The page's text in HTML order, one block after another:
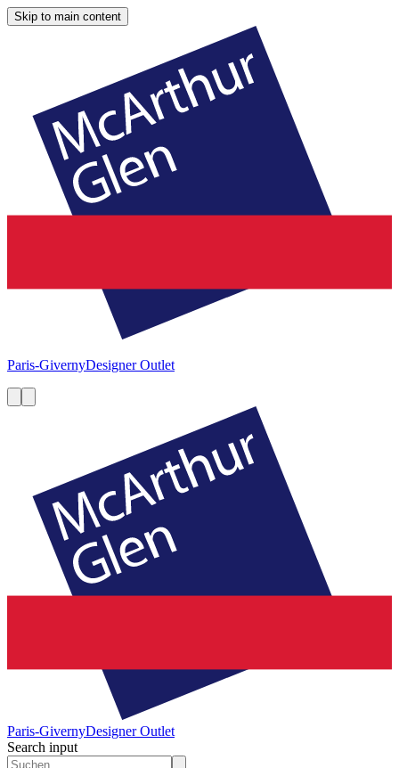
Skip to main content
Paris-GivernyDesigner Outlet
Paris-GivernyDesigner Outlet
Search input